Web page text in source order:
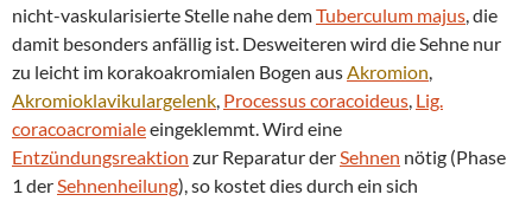
nicht-vaskularisierte Stelle nahe demTuberculum majus, die
damit besonders anfällig ist. Desweiteren wird die Sehne nur
zu leicht im korakoakromialen Bogen ausAkromion,
Akromioklavikulargelenk, Processus coracoideus, Lig.
coracoacromialeeingeklemmt. Wird eine
Entzündungsreaktion zur Reparatur derSehnen nötig (Phase
1 derSehnenheilung), so kostet dies durch ein sich